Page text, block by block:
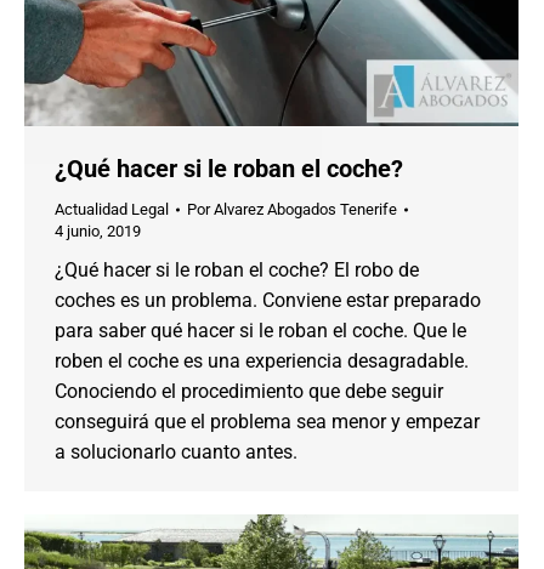
¿Qué hacer si le roban el coche?
Actualidad Legal PorAlvarez Abogados Tenerife
4 junio, 2019
¿Qué hacer si le roban el coche? El robo de
coches es un problema. Conviene estar preparado
para saber qué hacer si le roban el coche. Que le
roben el coche es una experiencia desagradable.
Conociendo el procedimiento que debe seguir
conseguirá que el problema sea menor y empezar
a solucionarlo cuanto antes.